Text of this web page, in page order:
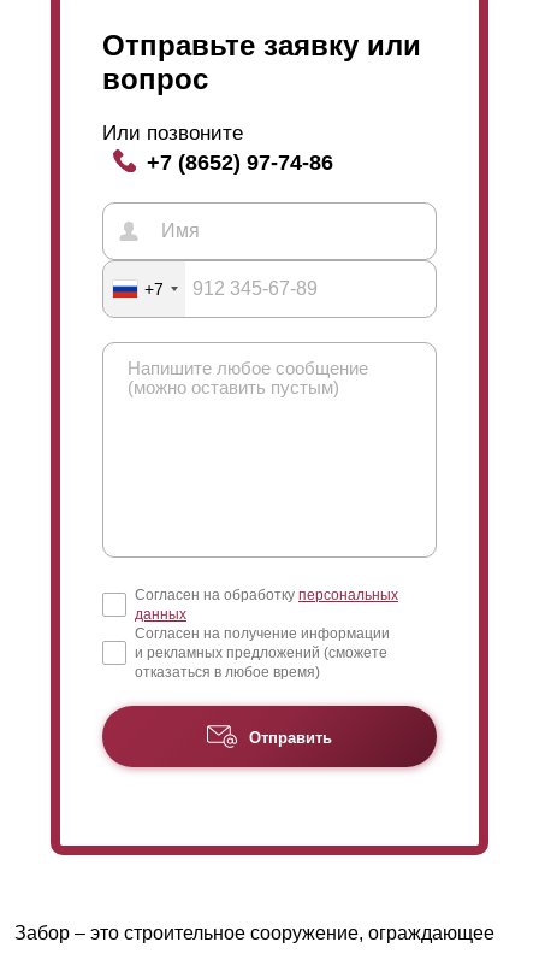
Отправьте заявку или
вопрос
Или позвоните
+7 (8652) 97-74-86
+7
Согласен на обработку персональных
данных
Согласен на получение информации
и рекламных предложений (сможете
отказаться в любое время)
Отправить
Забор – это строительное сооружение, ограждающее